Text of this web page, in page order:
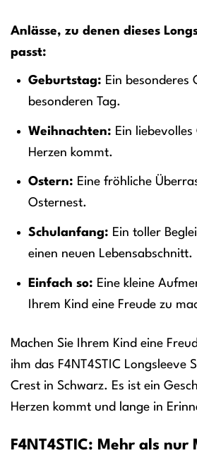
Anlässe, zu denen dieses
passt:
Geburtstag: Ein besonderes
besonderen Tag.
Weihnachten: Ein
Herzen kommt.
Ostern: Eine fröhliche
Osternest.
Schulanfang: Ein toller
einen neuen Lebensabschnitt.
Einfach so: Eine kleine
Ihrem Kind eine Freude zu
Machen Sie Ihrem Kind eine
ihm das F4NT4STIC Longsleeve
Crest in Schwarz. Es ist ein
Herzen kommt und lange in
F4NT4STIC: Mehr als nur